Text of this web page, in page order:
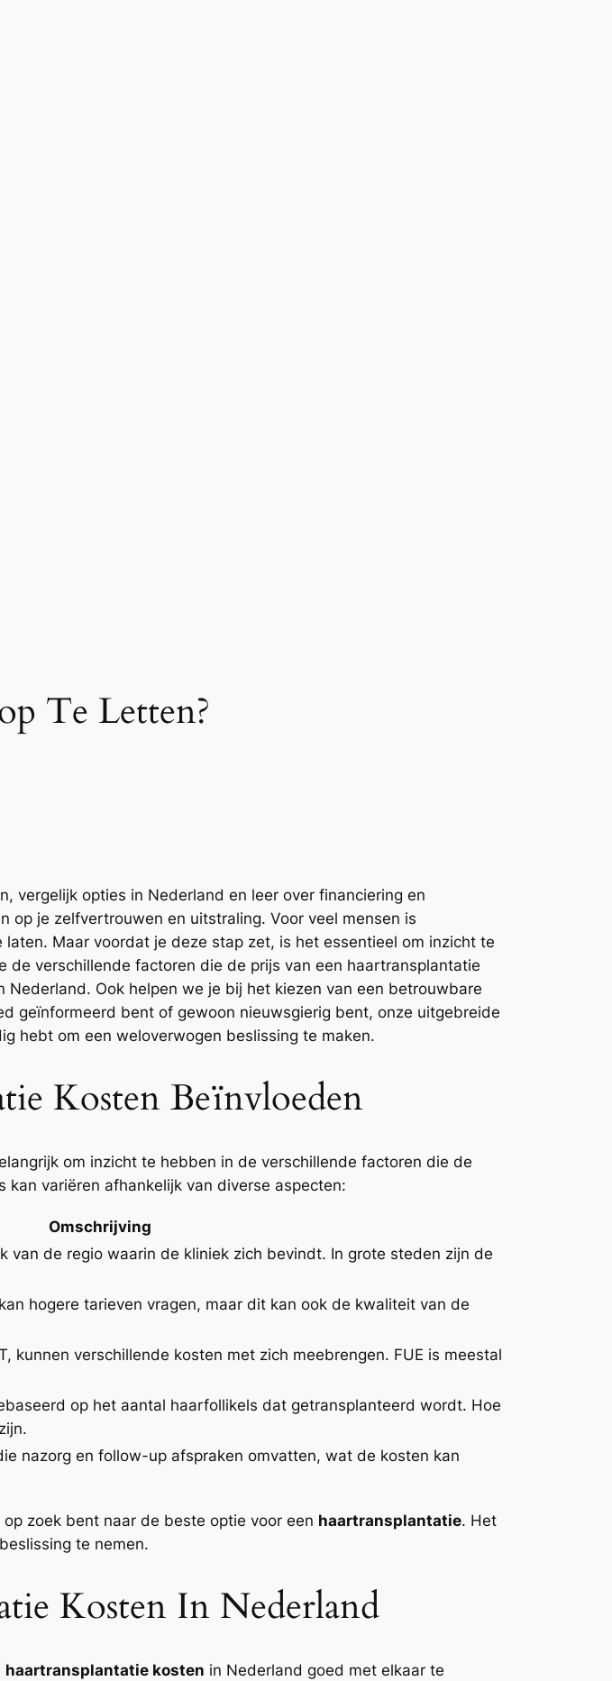
Te Letten?
vergelijk opties in Nederland en leer over financiering en
op je zelfvertrouwen en uitstraling. Voor veel mensen is
Maar voordat je deze stap zet, is het essentieel om inzicht te
verschillende factoren die de prijs van een haartransplantatie
Ook helpen we je bij het kiezen van een betrouwbare
geïnformeerd bent of gewoon nieuwsgierig bent, onze uitgebreide
hebt om een weloverwogen beslissing te maken.
Kosten Beïnvloeden
om inzicht te hebben in de verschillende factoren die de
kan variëren afhankelijk van diverse aspecten:
Omschrijving
van de regio waarin de kliniek zich bevindt. In grote steden zijn de
hogere tarieven vragen, maar dit kan ook de kwaliteit van de
kunnen verschillende kosten met zich meebrengen. FUE is meestal
op het aantal haarfollikels dat getransplanteerd wordt. Hoe
nazorg en follow-up afspraken omvatten, wat de kosten kan
zoek bent naar de beste optie voor een haartransplantatie. Het
te nemen.
Kosten In Nederland
haartransplantatie kosten in Nederland goed met elkaar te